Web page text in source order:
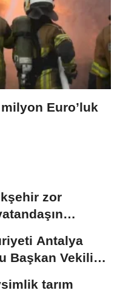
Euro’luk
zor
Antalya
Başkan Vekili
tarım